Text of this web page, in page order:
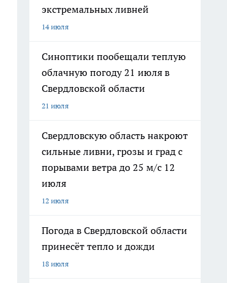
экстремальных ливней
14 июля
Синоптики пообещали теплую
облачную погоду 21 июля в
Свердловской области
21 июля
Свердловскую область накроют
сильные ливни, грозы и град с
порывами ветра до 25 м/с 12
июля
12 июля
Погода в Свердловской области
принесёт тепло и дожди
18 июля